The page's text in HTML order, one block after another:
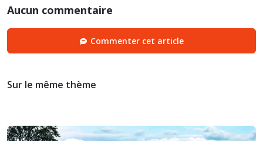
Aucun commentaire
Commenter cet article
Sur le même thème